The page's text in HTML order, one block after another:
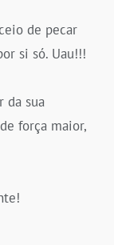
de pecar
si só. Uau!!!
da sua
força maior,